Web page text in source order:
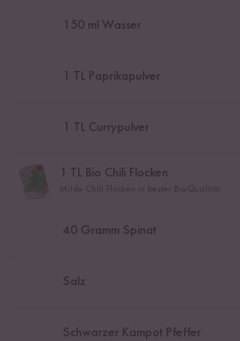
150 ml Wasser
1 TL Paprikapulver
1 TL Currypulver
TL Bio Chili Flocken
40 Gramm Spinat
Salz
Schwarzer Kampot Pfeffer